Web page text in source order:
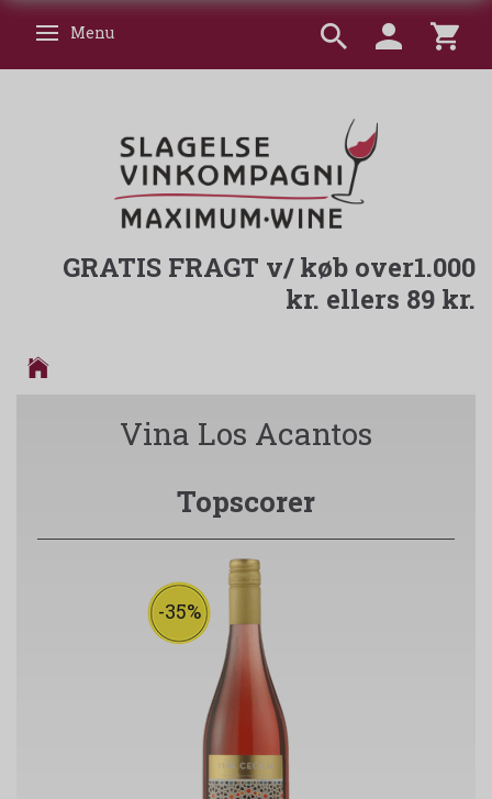
Skifte navigation
Menu
GRATIS FRAGT v/ køb over1.000
kr. ellers 89 kr.
Vina Los Acantos
Topscorer
-35%